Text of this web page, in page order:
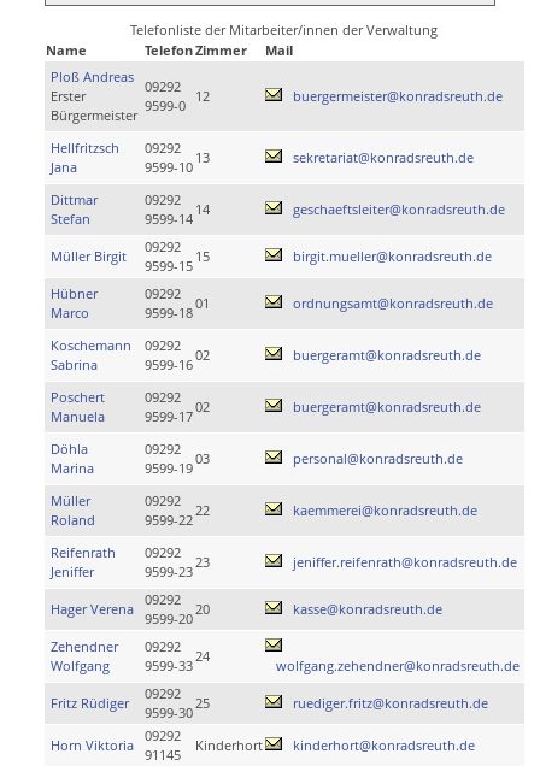
Telefonliste der Mitarbeiter/innen der Verwaltung
Name
TelefonZimmer
Mail
Ploß Andreas
Erster
Bürgermeister
09292
9599-0
12 buergermeister@konradsreuth.de
Hellfritzsch
Jana
09292
9599-10
13 sekretariat@konradsreuth.de
Dittmar
Stefan
09292
9599-14
14 geschaeftsleiter@konradsreuth.de
Müller Birgit
09292
9599-15
15 birgit.mueller@konradsreuth.de
Hübner
Marco
09292
9599-18
01 ordnungsamt@konradsreuth.de
Koschemann
Sabrina
09292
9599-16
02 buergeramt@konradsreuth.de
Poschert
Manuela
09292
9599-17
02 buergeramt@konradsreuth.de
Döhla
Marina
09292
9599-19
03 personal@konradsreuth.de
Müller
Roland
09292
9599-22
22 kaemmerei@konradsreuth.de
Reifenrath
Jeniffer
09292
9599-23
23 jeniffer.reifenrath@konradsreuth.de
Hager Verena
09292
9599-20
20 kasse@konradsreuth.de
Zehendner
Wolfgang
09292
9599-33
24
wolfgang.zehendner@konradsreuth.de
Fritz Rüdiger
09292
9599-30
25 ruediger.fritz@konradsreuth.de
Horn Viktoria
09292
91145
Kinderhort kinderhort@konradsreuth.de